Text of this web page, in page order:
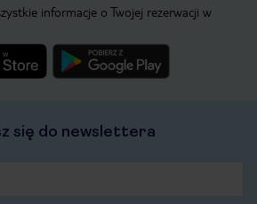
informacje o Twojej rezerwacji w
się do newslettera